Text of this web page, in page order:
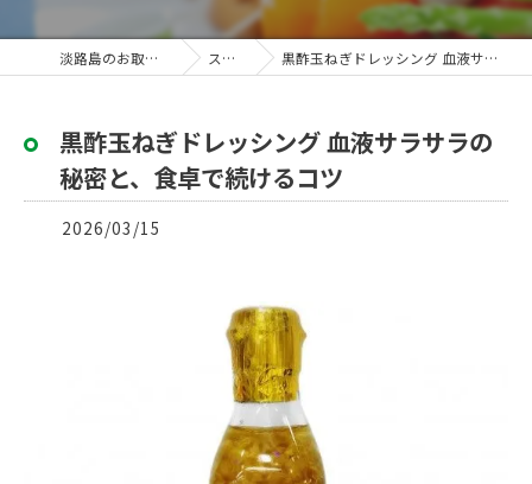
淡路島のお取り寄せなら島村兄弟 ストーリー 黒酢玉ねぎドレッシング 血液サラサラの秘密と、食卓で続けるコツ
黒酢玉ねぎドレッシング 血液サラサラの
秘密と、食卓で続けるコツ
2026/03/15